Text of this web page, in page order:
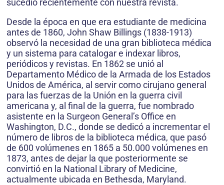
sucedió recientemente con nuestra revista.
Desde la época en que era estudiante de medicina
antes de 1860, John Shaw Billings (1838-1913)
observó la necesidad de una gran biblioteca médica
y un sistema para catalogar e indexar libros,
periódicos y revistas. En 1862 se unió al
Departamento Médico de la Armada de los Estados
Unidos de América, al servir como cirujano general
para las fuerzas de la Unión en la guerra civil
americana y, al final de la guerra, fue nombrado
asistente en la Surgeon General’s Office en
Washington, D.C., donde se dedicó a incrementar el
número de libros de la biblioteca médica, que pasó
de 600 volúmenes en 1865 a 50.000 volúmenes en
1873, antes de dejar la que posteriormente se
convirtió en la National Library of Medicine,
actualmente ubicada en Bethesda, Maryland.